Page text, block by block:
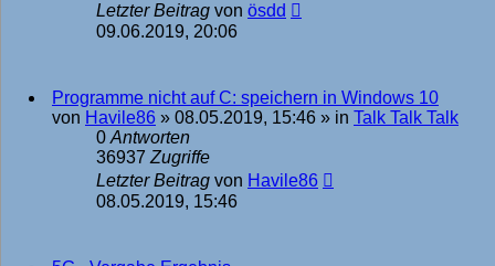
Letzter Beitrag von ösdd
09.06.2019, 20:06
Programme nicht auf C: speichern in Windows 10
von Havile86 » 08.05.2019, 15:46 » in Talk Talk Talk
0Antworten
36937Zugriffe
Letzter Beitrag von Havile86
08.05.2019, 15:46